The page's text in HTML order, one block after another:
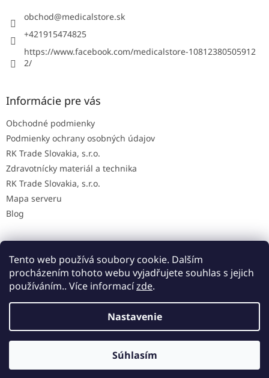
Tento web používá soubory cookie. Dalším
procházením tohoto webu vyjadřujete souhlas s jejich
používáním.. Více informacízde.
Nastavenie
Súhlasím
obchod@medicalstore.sk
+421915474825
https://www.facebook.com/medicalstore-10812380505912
2/
Informácie pre vás
Obchodné podmienky
Podmienky ochrany osobných údajov
RK Trade Slovakia, s.r.o.
Zdravotnícky materiál a technika
RK Trade Slovakia, s.r.o.
Mapa serveru
Blog
Mapa AED na Slovensku
Vytvoril Shoptet
MedicalStore. Všetky práva vyhradené.